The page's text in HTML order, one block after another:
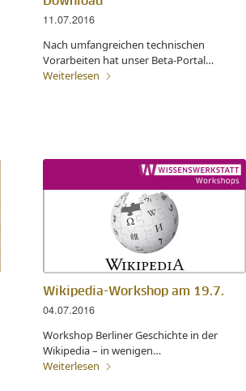
11.07.2016
Nach umfangreichen technischen
Vorarbeiten hat unser Beta-Portal…
Weiterlesen
Wikipedia-Workshop am 19.7.
04.07.2016
Workshop Berliner Geschichte in der
Wikipedia – in wenigen…
Weiterlesen